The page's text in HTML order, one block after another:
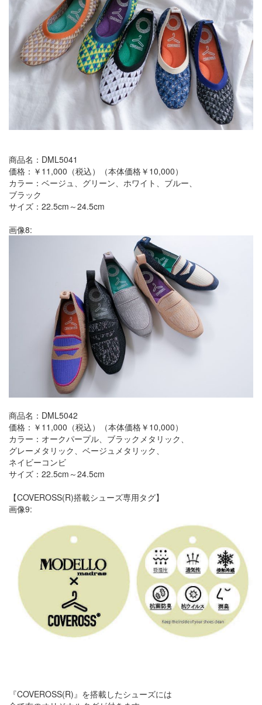
商品名：DML5041
価格：￥11,000（税込）（本体価格￥10,000）
カラー：ベージュ、グリーン、ホワイト、ブルー、
ブラック
サイズ：22.5cm～24.5cm
画像8:
商品名：DML5042
価格：￥11,000（税込）（本体価格￥10,000）
カラー：オークパープル、ブラックメタリック、
グレーメタリック、ベージュメタリック、
ネイビーコンビ
サイズ：22.5cm～24.5cm
【COVEROSS(R)搭載シューズ専用タグ】
画像9:
『COVEROSS(R)』を搭載したシューズには